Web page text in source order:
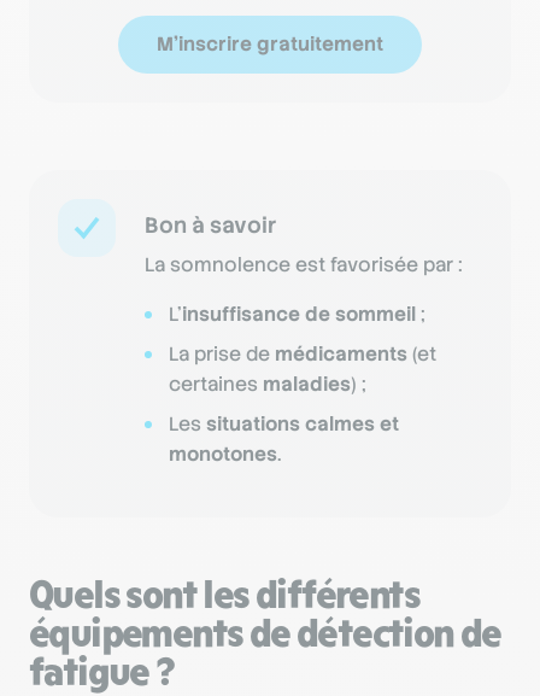
M'inscrire gratuitement
Bon à savoir
La somnolence est favorisée par :
L’insuffisance de sommeil ;
La prise de médicaments(et
certaines maladies) ;
Les situations calmes et
monotones.
Quels sont les différents
équipements de détection de
fatigue ?